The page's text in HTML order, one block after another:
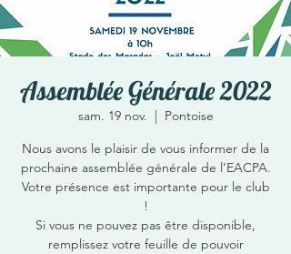
Assemblée Générale 2022
sam. 19 nov.
  |
Pontoise
Nous avons le plaisir de vous informer de la
prochaine assemblée générale de l’EACPA.
Votre présence est importante pour le club
!
Si vous ne pouvez pas être disponible,
remplissez votre feuille de pouvoir